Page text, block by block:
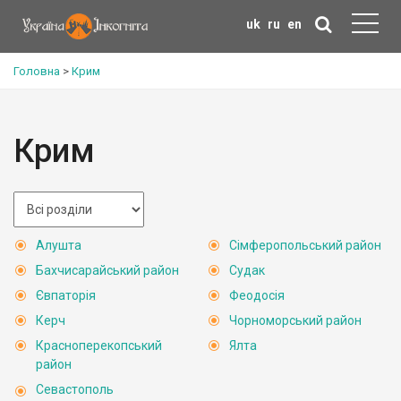
uk ru en
Головна > Крим
Крим
Алушта
Бахчисарайський район
Євпаторія
Керч
Красноперекопський
район
Севастополь
Сімферопольський район
Судак
Феодосія
Чорноморський район
Ялта